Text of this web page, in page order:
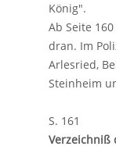
König".
Ab Seite
dran. Im
Arlesried,
Steinheim
S. 161
Verzeichniß